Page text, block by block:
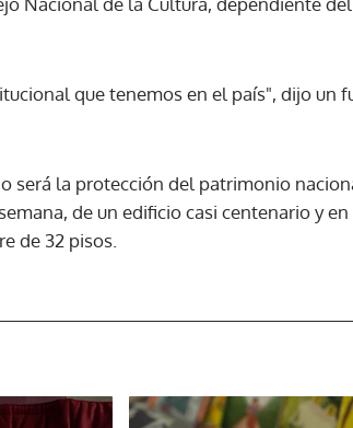
por suscribirte a nuestro boletín.
que tenemos en el país", dijo un
será la protección del patrimonio
de un edificio casi centenario y
de 32 pisos.